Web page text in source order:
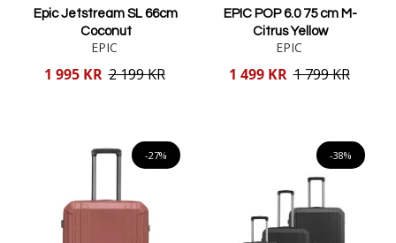
Epic Jetstream SL 66cm
Coconut
EPIC
Reducerat
1 995 KR 2 199 KR
EPIC POP 6.0 75 cm M-
Citrus Yellow
EPIC
Reducerat
1 499 KR 1 799 KR
-27% -38%